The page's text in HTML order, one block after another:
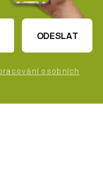
ODESLAT
osobních